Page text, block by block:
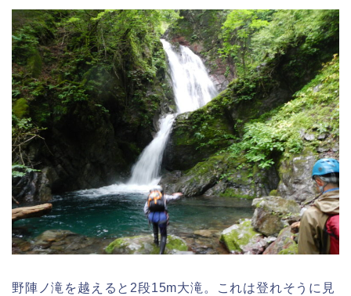
野陣ノ滝を越えると2段15m大滝。これは登れそうに見